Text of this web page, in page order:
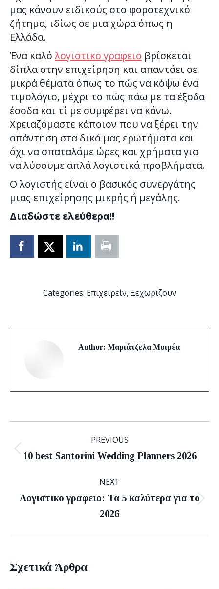
μας κάνουν ειδικούς στο φοροτεχνικό
ζήτημα, ιδίως σε μια χώρα όπως η
Ελλάδα.
Ένα καλό λογιστικο γραφειο βρίσκεται
δίπλα στην επιχείρηση και απαντάει σε
μικρά θέματα όπως το πώς να κόψω ένα
τιμολόγιο, μέχρι το πώς πάω με τα έξοδα
έσοδα και τί με συμφέρει να κάνω.
Χρειαζόμαστε κάποιον που να ξέρει την
απάντηση στα δικά μας ερωτήματα και
όχι να σπαταλάμε ώρες και χρήματα για
να λύσουμε απλά λογιστικά προβλήματα.
Ο λογιστής είναι ο βασικός συνεργάτης
μιας επιχείρησης μικρής ή μεγάλης.
Διαδώστε ελεύθερα!!
Categories: Επιχειρείν, Ξεχωριζουν
Author: Μαριάτζελα Μοιρέα
navigation
PREVIOUS
Previous
10 best Santorini Wedding Planners 2026
NEXT
Next
post:
Λογιστικο γραφειο: Τα 5 καλύτερα για το
2026
Σχετικά Άρθρα